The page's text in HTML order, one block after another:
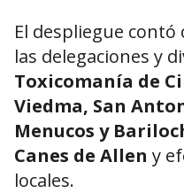
El despliegue
las delegaciones y
Toxicomanía de
Viedma, San
Menucos y
Canes de Allen y
locales.